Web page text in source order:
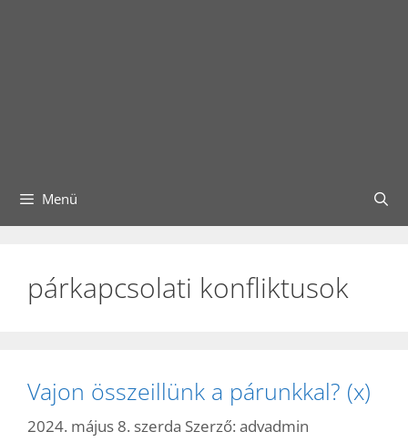
Menü
párkapcsolati konfliktusok
Vajon összeillünk a párunkkal? (x)
2024. május 8. szerda Szerző: advadmin